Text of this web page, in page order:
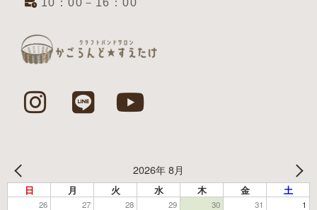
10：00－16：00
2026年 8月
日 月 火 水 木 金 土
26 27 28 29 30 31 1